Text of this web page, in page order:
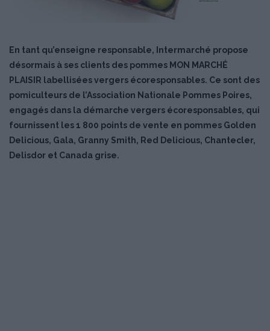
En tant qu’enseigne responsable, Intermarché propose
désormais à ses clients des pommes MON MARCHÉ
PLAISIR labellisées vergers écoresponsables. Ce sont des
pomiculteurs de l’Association Nationale Pommes Poires,
engagés dans la démarche vergers écoresponsables, qui
fournissent les 1 800 points de vente en pommes Golden
Delicious, Gala, Granny Smith, Red Delicious, Chantecler,
Delisdor et Canada grise.